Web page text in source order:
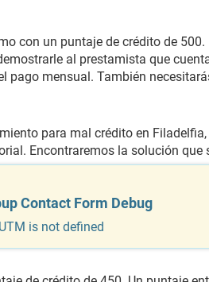
con un puntaje de crédito de
al prestamista que
mensual. También
para mal crédito en
Encontraremos la solución
un enganche del 40-45% y
Contact Form Debug
is not defined